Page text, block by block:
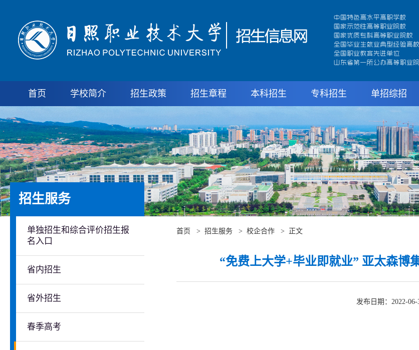
首页 学校简介 招生政策 招生章程 本科招生 专科招生 单招综招
招生服务
单独招生和综合评价招生报
名入口
省内招生
省外招生
春季高考
首页 > 招生服务 > 校企合作 > 正文
“免费上大学+毕业即就业” 亚太森博
发布日期：2022-